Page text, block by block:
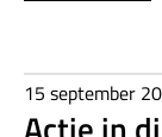
15 september